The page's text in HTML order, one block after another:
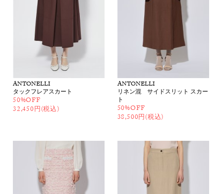
ANTONELLI
タックフレアスカート
50%OFF
32,450円(税込)
ANTONELLI
リネン混 サイドスリット スカー
ト
50%OFF
38,500円(税込)